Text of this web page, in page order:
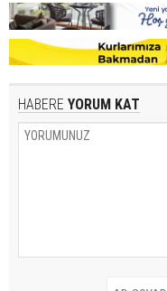
HABERE YORUM KAT